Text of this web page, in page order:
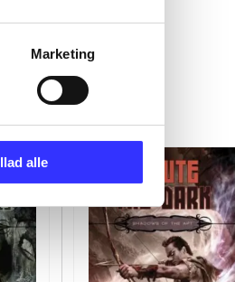
Marketing
alle